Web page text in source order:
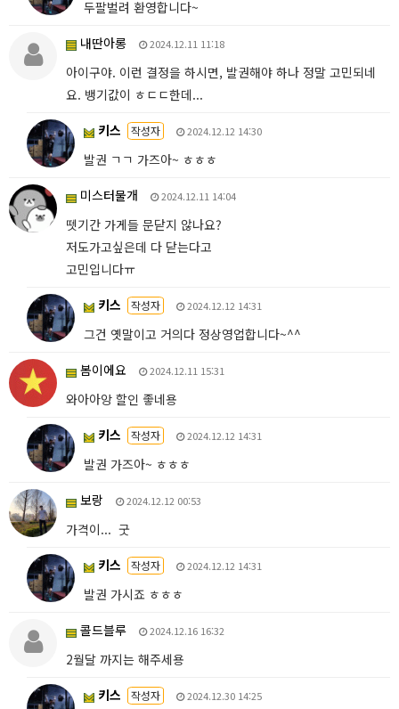
두팔벌려 환영합니다~
내딴아롱
2024.12.11 11:18
아이구야. 이런 결정을 하시면, 발권해야 하나 정말 고민되네
요. 뱅기값이 ㅎㄷㄷ한데...
키스
작성자 2024.12.12 14:30
발권 ㄱㄱ 가즈아~ ㅎㅎㅎ
미스터물개
2024.12.11 14:04
뗏기간 가게들 문닫지 않나요?
저도가고싶은데 다 닫는다고
고민입니다ㅠ
키스
작성자 2024.12.12 14:31
그건 옛말이고 거의다 정상영업합니다~^^
봄이에요
2024.12.11 15:31
와아아앙 할인 좋네용
키스
작성자 2024.12.12 14:31
발권 가즈아~ ㅎㅎㅎ
보랑
2024.12.12 00:53
가격이... 굿
키스
작성자 2024.12.12 14:31
발권 가시죠 ㅎㅎㅎ
콜드블루
2024.12.16 16:32
2월달 까지는 해주세용
키스
작성자 2024.12.30 14:25